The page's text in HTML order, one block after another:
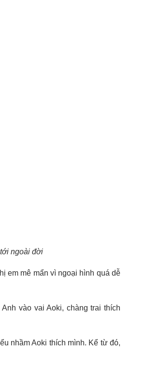
ngoài đời
em mê mẩn vì ngoại hình quá dễ
vào vai Aoki, chàng trai thích
nhầm Aoki thích mình. Kể từ đó,